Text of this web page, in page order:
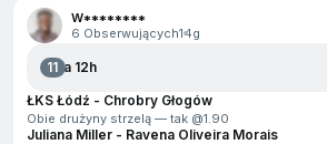
W********
6 Obserwujących14g
11Za 12h
ŁKS Łódź - Chrobry Głogów
Obie drużyny strzelą — tak @1.90
Juliana Miller - Ravena Oliveira Morais